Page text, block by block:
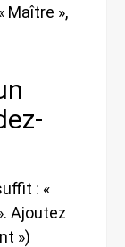
Maître »,
: «
Ajoutez
»)